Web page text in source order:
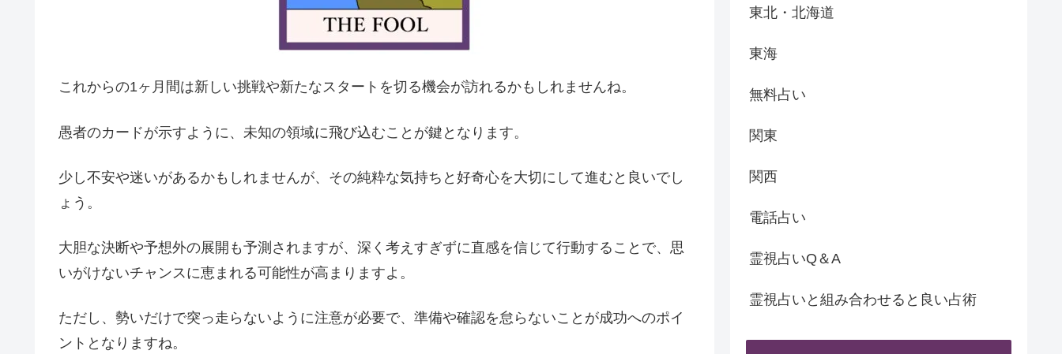
これからの1ヶ月間は新しい挑戦や新たなスタートを切る機会が訪れるかもしれませんね。
愚者のカードが示すように、未知の領域に飛び込むことが鍵となります。
少し不安や迷いがあるかもしれませんが、その純粋な気持ちと好奇心を大切にして進むと良いでし
ょう。
大胆な決断や予想外の展開も予測されますが、深く考えすぎずに直感を信じて行動することで、思
いがけないチャンスに恵まれる可能性が高まりますよ。
ただし、勢いだけで突っ走らないように注意が必要で、準備や確認を怠らないことが成功へのポイ
ントとなりますね。
東北・北海道
東海
無料占い
関東
関西
電話占い
霊視占いQ＆A
霊視占いと組み合わせると良い占術